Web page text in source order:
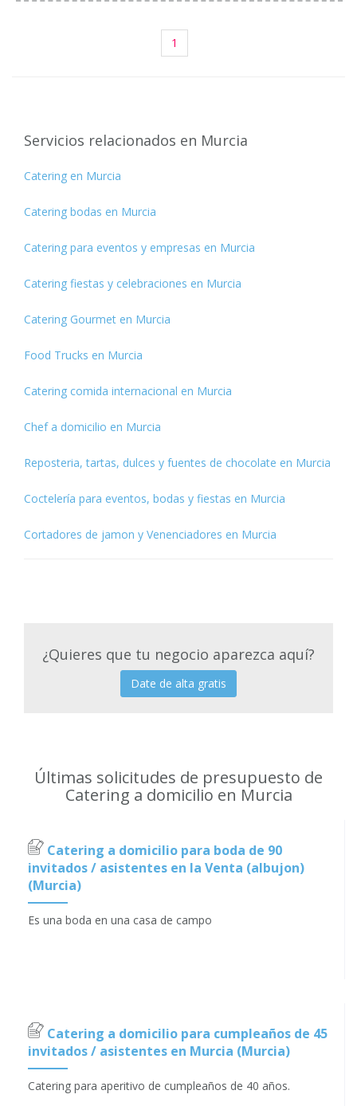
1
Servicios relacionados en Murcia
Catering en Murcia
Catering bodas en Murcia
Catering para eventos y empresas en Murcia
Catering fiestas y celebraciones en Murcia
Catering Gourmet en Murcia
Food Trucks en Murcia
Catering comida internacional en Murcia
Chef a domicilio en Murcia
Reposteria, tartas, dulces y fuentes de chocolate en Murcia
Coctelería para eventos, bodas y fiestas en Murcia
Cortadores de jamon y Venenciadores en Murcia
¿Quieres que tu negocio aparezca aquí?
Date de alta gratis
Últimas solicitudes de presupuesto de
Catering a domicilio en Murcia
Catering a domicilio para boda de 90
invitados / asistentes en la Venta (albujon)
(Murcia)
Es una boda en una casa de campo
Catering a domicilio para cumpleaños de 45
invitados / asistentes en Murcia (Murcia)
Catering para aperitivo de cumpleaños de 40 años.